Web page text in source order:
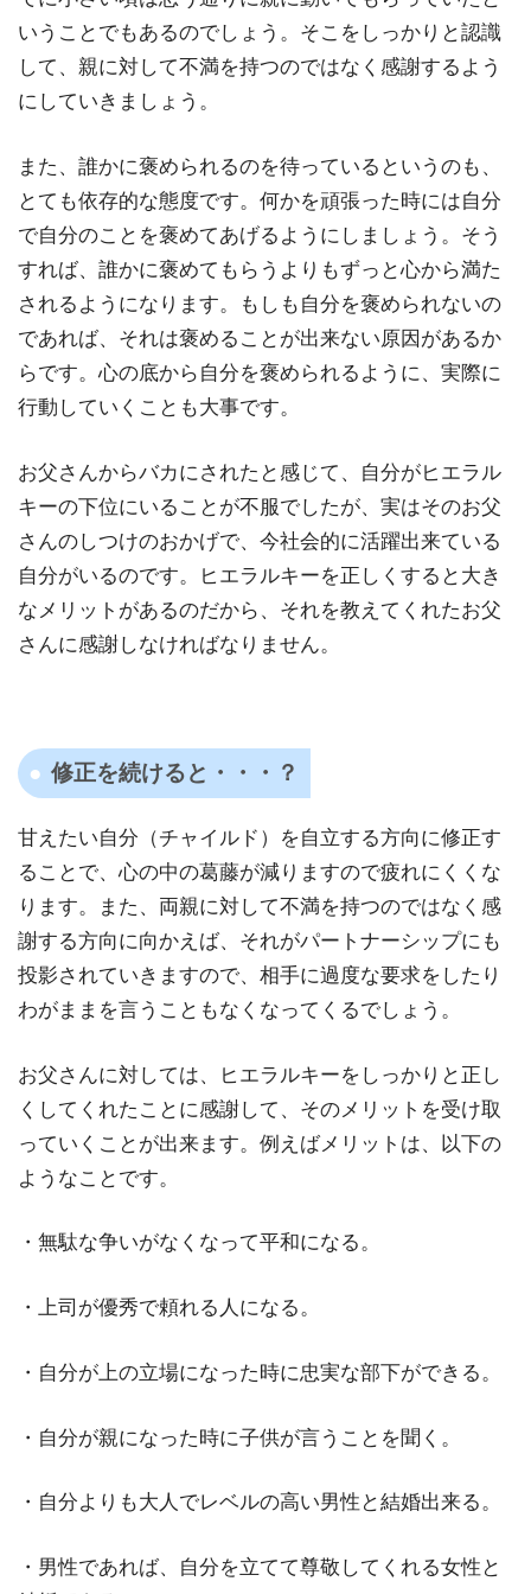
いうことでもあるのでしょう。そこをしっかりと認識
して、親に対して不満を持つのではなく感謝するよう
にしていきましょう。
また、誰かに褒められるのを待っているというのも、
とても依存的な態度です。何かを頑張った時には自分
で自分のことを褒めてあげるようにしましょう。そう
すれば、誰かに褒めてもらうよりもずっと心から満た
されるようになります。もしも自分を褒められないの
であれば、それは褒めることが出来ない原因があるか
らです。心の底から自分を褒められるように、実際に
行動していくことも大事です。
お父さんからバカにされたと感じて、自分がヒエラル
キーの下位にいることが不服でしたが、実はそのお父
さんのしつけのおかげで、今社会的に活躍出来ている
自分がいるのです。ヒエラルキーを正しくすると大き
なメリットがあるのだから、それを教えてくれたお父
さんに感謝しなければなりません。
修正を続けると・・・？
甘えたい自分（チャイルド）を自立する方向に修正す
ることで、心の中の葛藤が減りますので疲れにくくな
ります。また、両親に対して不満を持つのではなく感
謝する方向に向かえば、それがパートナーシップにも
投影されていきますので、相手に過度な要求をしたり
わがままを言うこともなくなってくるでしょう。
お父さんに対しては、ヒエラルキーをしっかりと正し
くしてくれたことに感謝して、そのメリットを受け取
っていくことが出来ます。例えばメリットは、以下の
ようなことです。
・無駄な争いがなくなって平和になる。
・上司が優秀で頼れる人になる。
・自分が上の立場になった時に忠実な部下ができる。
・自分が親になった時に子供が言うことを聞く。
・自分よりも大人でレベルの高い男性と結婚出来る。
・男性であれば、自分を立てて尊敬してくれる女性と